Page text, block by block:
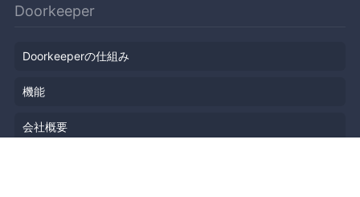
Doorkeeper
Doorkeeperの仕組み
機能
会社概要